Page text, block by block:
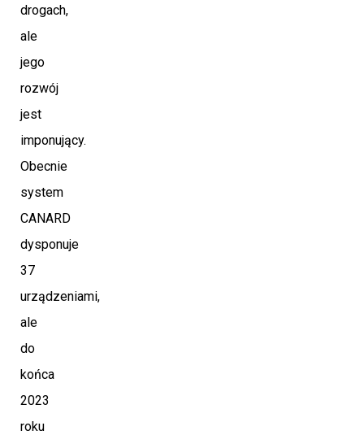
drogach,
ale
jego
rozwój
jest
imponujący.
Obecnie
system
CANARD
dysponuje
37
urządzeniami,
ale
do
końca
2023
roku